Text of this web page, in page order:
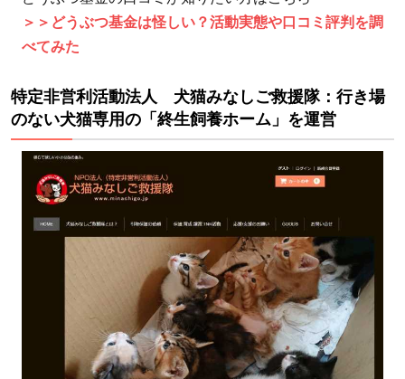
＞＞どうぶつ基金は怪しい？活動実態や口コミ評判を調
べてみた
特定非営利活動法人 犬猫みなしご救援隊：行き場
のない犬猫専用の「終生飼養ホーム」を運営